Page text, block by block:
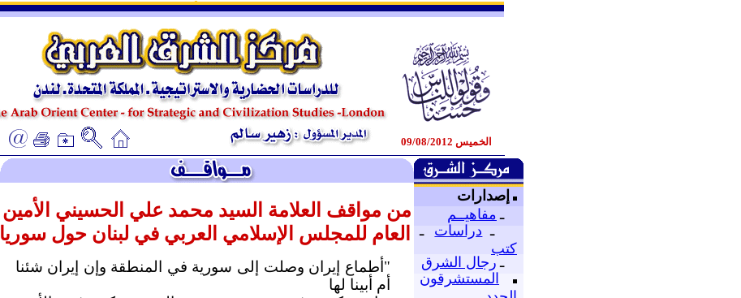
ـ
ـ
الخميس 09/08/2012
إصدارات
ـ مفاهيــم
ـ دراسات
ـ
كتب
ـ رجال الشرق
المستشرقون
من مواقف العلامة السيد محمد علي الحسيني الأمين
العام للمجلس الإسلامي العربي في لبنان حول سوريا
"أطماع إيران وصلت إلى سورية في المنطقة وإن إيران شئنا
أم أبينا لها